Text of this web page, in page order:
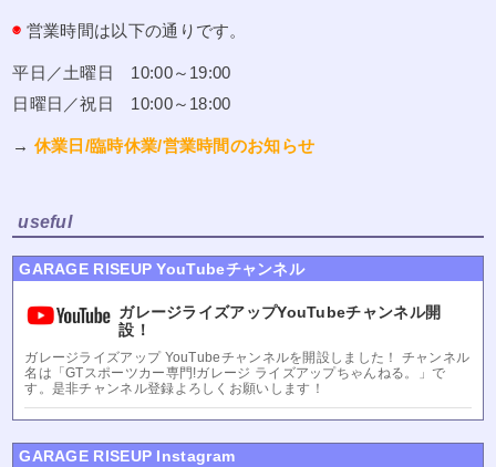
北海道札幌市北区篠路町上篠路12番地 TEL 011-775-1155
有限会社ライズ プライバシーポリシー管理担当
2007年4月1日
◉ 営業時間は以下の通りです。
平日／土曜日 10:00～19:00
日曜日／祝日 10:00～18:00
→ 休業日/臨時休業/営業時間のお知らせ
useful
GARAGE RISEUP YouTubeチャンネル
ガレージライズアップYouTubeチャンネル開
設！
ガレージライズアップ YouTubeチャンネルを開設しました！ チャンネル
名は「GTスポーツカー専門!ガレージ ライズアップちゃんねる。」で
す。是非チャンネル登録よろしくお願いします！
GARAGE RISEUP Instagram